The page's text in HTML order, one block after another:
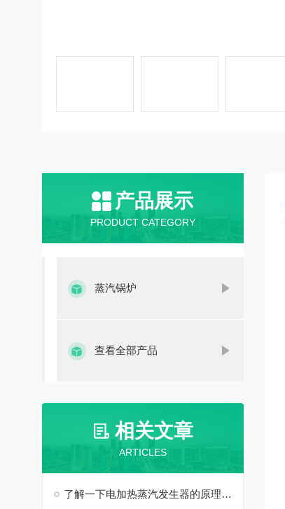
产品展示
PRODUCT CATEGORY
蒸汽锅炉
查看全部产品
相关文章
ARTICLES
了解一下电加热蒸汽发生器的原理及特点吧